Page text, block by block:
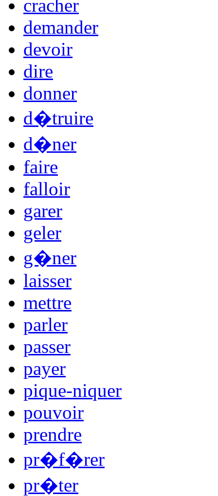
cracher
demander
devoir
dire
donner
d�truire
d�ner
faire
falloir
garer
geler
g�ner
laisser
mettre
parler
passer
payer
pique-niquer
pouvoir
prendre
pr�f�rer
pr�ter